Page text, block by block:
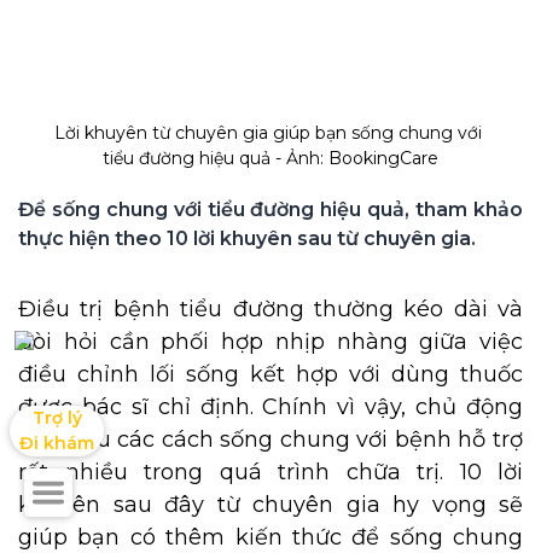
Lời khuyên từ chuyên gia giúp bạn sống chung với
tiểu đường hiệu quả - Ảnh: BookingCare
Để sống chung với tiểu đường hiệu quả, tham khảo
Điều trị bệnh tiểu đường thường kéo dài và
đòi hỏi cần phối hợp nhịp nhàng giữa việc
điều chỉnh lối sống kết hợp với dùng thuốc
được bác sĩ chỉ định. Chính vì vậy, chủ động
tìm hiểu các cách sống chung với bệnh hỗ trợ
rất nhiều trong quá trình chữa trị. 10 lời
khuyên sau đây từ chuyên gia hy vọng sẽ
giúp bạn có thêm kiến thức để sống chung
Trợ lý
Đi khám